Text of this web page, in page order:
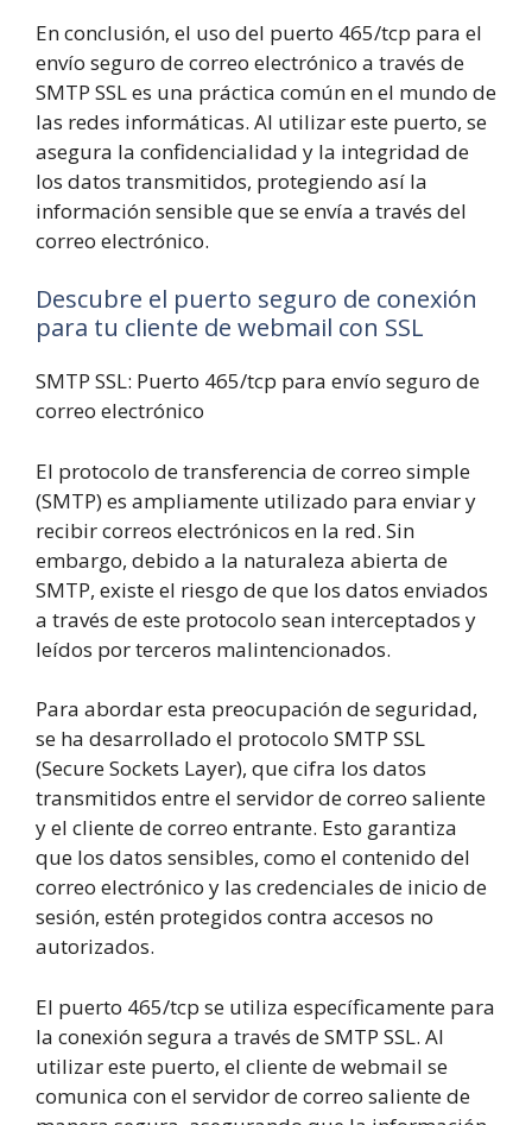
En conclusión, el uso del puerto 465/tcp para el
envío seguro de correo electrónico a través de
SMTP SSL es una práctica común en el mundo de
las redes informáticas. Al utilizar este puerto, se
asegura la confidencialidad y la integridad de
los datos transmitidos, protegiendo así la
información sensible que se envía a través del
correo electrónico.
Descubre el puerto seguro de conexión
para tu cliente de webmail con SSL
SMTP SSL: Puerto 465/tcp para envío seguro de
correo electrónico
El protocolo de transferencia de correo simple
(SMTP) es ampliamente utilizado para enviar y
recibir correos electrónicos en la red. Sin
embargo, debido a la naturaleza abierta de
SMTP, existe el riesgo de que los datos enviados
a través de este protocolo sean interceptados y
leídos por terceros malintencionados.
Para abordar esta preocupación de seguridad,
se ha desarrollado el protocolo SMTP SSL
(Secure Sockets Layer), que cifra los datos
transmitidos entre el servidor de correo saliente
y el cliente de correo entrante. Esto garantiza
que los datos sensibles, como el contenido del
correo electrónico y las credenciales de inicio de
sesión, estén protegidos contra accesos no
autorizados.
El puerto 465/tcp se utiliza específicamente para
la conexión segura a través de SMTP SSL. Al
utilizar este puerto, el cliente de webmail se
comunica con el servidor de correo saliente de